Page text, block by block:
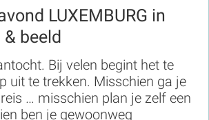
LUXEMBURG in
beeld
Bij velen begint het te
uit te trekken. Misschien ga je
… misschien plan je zelf een
ben je gewoonweg